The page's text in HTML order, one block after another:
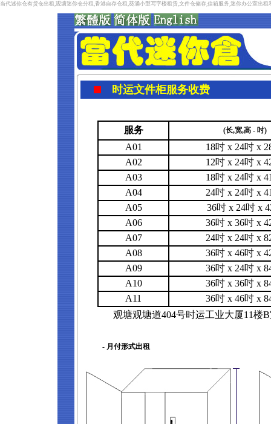
当代迷你仓有货仓出租,观塘迷你仓分租,香港自存仓租,葵涌小型写字楼租赁,文件仓储存,信箱服务,迷你办公室出租
时运文件柜服务收费
服务 (长,宽,高 - 吋)
A01
18吋 x 24吋 x
A02
12吋 x 24吋 x
A03
18吋 x 24吋 x
A04
24吋 x 24吋 x
A05
36吋 x 24吋 x
A06
36吋 x 36吋 x
A07
24吋 x 24吋 x
A08
36吋 x 46吋 x
A09
36吋 x 24吋 x
A10
36吋 x 36吋 x
A11
36吋 x 46吋 x
观塘观塘道404号时运工业大厦11楼
- 月付形式出租